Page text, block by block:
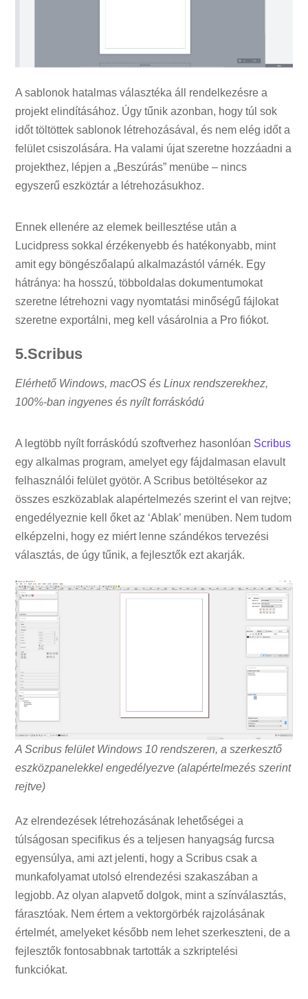
A sablonok hatalmas választéka áll rendelkezésre a
projekt elindításához. Úgy tűnik azonban, hogy túl sok
időt töltöttek sablonok létrehozásával, és nem elég időt a
felület csiszolására. Ha valami újat szeretne hozzáadni a
projekthez, lépjen a „Beszúrás” menübe – nincs
egyszerű eszköztár a létrehozásukhoz.
Ennek ellenére az elemek beillesztése után a
Lucidpress sokkal érzékenyebb és hatékonyabb, mint
amit egy böngészőalapú alkalmazástól várnék. Egy
hátránya: ha hosszú, többoldalas dokumentumokat
szeretne létrehozni vagy nyomtatási minőségű fájlokat
szeretne exportálni, meg kell vásárolnia a Pro fiókot.
5.Scribus
Elérhető Windows, macOS és Linux rendszerekhez,
100%-ban ingyenes és nyílt forráskódú
A legtöbb nyílt forráskódú szoftverhez hasonlóan Scribus
egy alkalmas program, amelyet egy fájdalmasan elavult
felhasználói felület gyötör. A Scribus betöltésekor az
összes eszközablak alapértelmezés szerint el van rejtve;
engedélyeznie kell őket az ‘Ablak’ menüben. Nem tudom
elképzelni, hogy ez miért lenne szándékos tervezési
választás, de úgy tűnik, a fejlesztők ezt akarják.
A Scribus felület Windows 10 rendszeren, a szerkesztő
eszközpanelekkel engedélyezve (alapértelmezés szerint
rejtve)
Az elrendezések létrehozásának lehetőségei a
túlságosan specifikus és a teljesen hanyagság furcsa
egyensúlya, ami azt jelenti, hogy a Scribus csak a
munkafolyamat utolsó elrendezési szakaszában a
legjobb. Az olyan alapvető dolgok, mint a színválasztás,
fárasztóak. Nem értem a vektorgörbék rajzolásának
értelmét, amelyeket később nem lehet szerkeszteni, de a
fejlesztők fontosabbnak tartották a szkriptelési
funkciókat.